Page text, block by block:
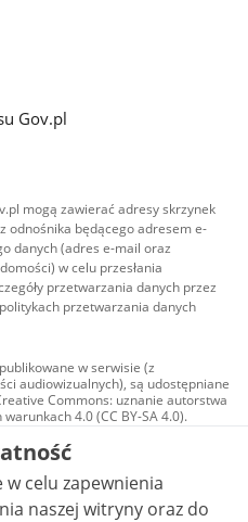
Gov.pl
mogą zawierać adresy skrzynek
odnośnika będącego adresem e-
danych (adres e-mail oraz
w celu przesłania
przetwarzania danych przez
przetwarzania danych
w serwisie (z
audiowizualnych), są udostępniane
Commons: uznanie autorstwa
4.0 (CC BY-SA 4.0).
w tym zdjęcia, materiały
na licencji typu
uznanie autorstwa użycie
utworów zależnych 4.0 (CC BY-
jest to stwierdzone inaczej.
celu zapewnienia
naszej witryny oraz do